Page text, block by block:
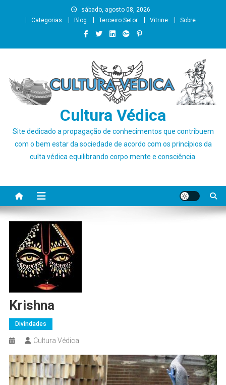
sábado, agosto 08, 2026
Categorias
Blog Terceiro Setor Vitrine Sobre
Cultura Védica
Site dedicado a propagação de conhecimentos que contribuem
com o bem estar da sociedade de acordo com os princípios da
culta védica equilibrando corpo mente e consciência.
Krishna
Divindades
Cultura Védica